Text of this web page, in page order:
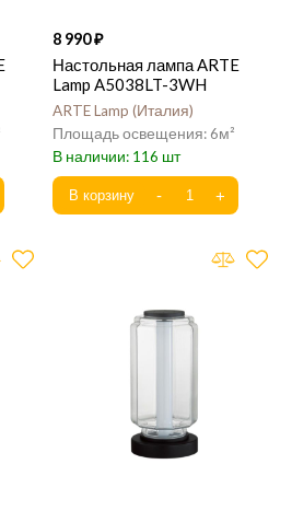
8 990
Настольная лампа ARTE
Lamp A5038LT-3WH
ARTE Lamp Италия
6
116